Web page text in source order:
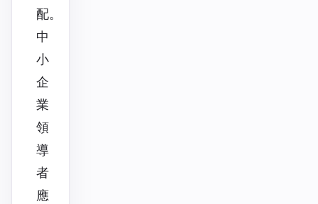
配。
中
小
企
業
領
導
者
應